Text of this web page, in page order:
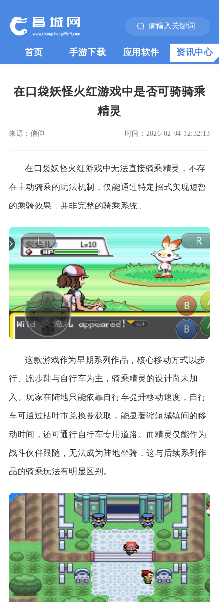
首页 手游下载 应用软件 资讯中心
在口袋妖怪火红游戏中是否可骑骑乘
精灵
来源： 信仰 时间： 2026-02-04 12:32:13
在口袋妖怪火红游戏中无法直接骑乘精灵，不存
在主动骑乘的玩法机制，仅能通过特定招式实现短暂
的乘骑效果，并非完整的骑乘系统。
这款游戏作为早期系列作品，核心移动方式以步
行、跑步鞋与自行车为主，骑乘精灵的设计尚未加
入。玩家在陆地只能依靠自行车提升移动速度，自行
车可通过枯叶市兑换券获取，能显著缩短城镇间的移
动时间，还可通行自行车专用道路。而精灵仅能作为
战斗伙伴跟随，无法成为陆地坐骑，这与后续系列作
品的骑乘玩法有明显区别。